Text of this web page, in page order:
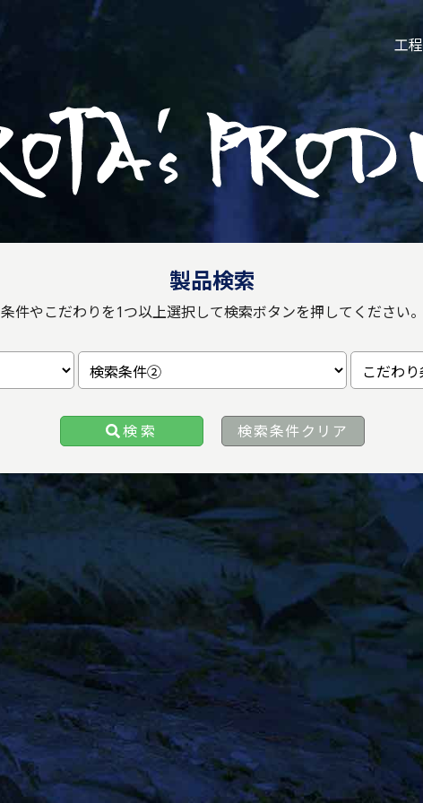
工程
製品検索
条件やこだわりを1つ以上選択して検索ボタンを押してください。
検索 検索条件クリア